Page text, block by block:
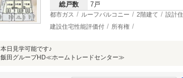
総戸数
7戸
都市ガス ルーフバルコニー 2階建て
設計
建設住宅性能評価付
所有権
本日見学可能です♪
飯田グループHD≪ホームトレードセンター≫